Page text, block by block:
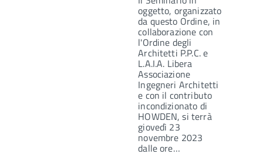
oggetto, organizzato
da questo Ordine, in
collaborazione con
l'Ordine degli
Architetti P.P.C. e
L.A.I.A. Libera
Associazione
Ingegneri Architetti
e con il contributo
incondizionato di
HOWDEN, si terrà
giovedì 23
novembre 2023
dalle ore…